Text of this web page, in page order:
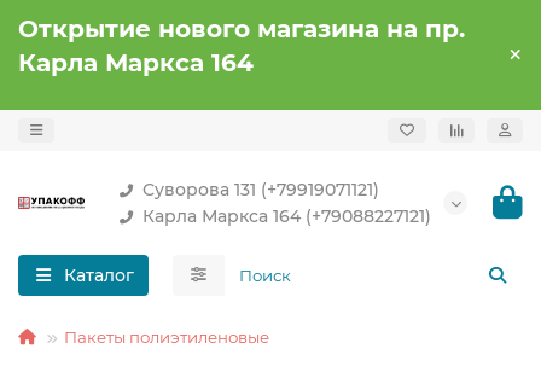
Открытие нового магазина на пр.
Карла Маркса 164
Суворова 131 (+79919071121)
Карла Маркса 164 (+79088227121)
Каталог
Пакеты полиэтиленовые